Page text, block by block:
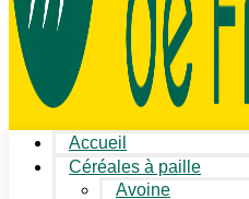
Accueil
Céréales à paille
Avoine